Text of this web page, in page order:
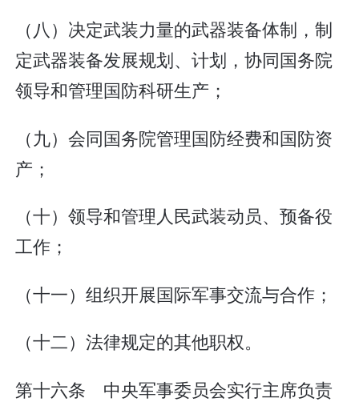
（八）决定武装力量的武器装备体制，制
定武器装备发展规划、计划，协同国务院
领导和管理国防科研生产；
（九）会同国务院管理国防经费和国防资
产；
（十）领导和管理人民武装动员、预备役
工作；
（十一）组织开展国际军事交流与合作；
（十二）法律规定的其他职权。
第十六条 中央军事委员会实行主席负责